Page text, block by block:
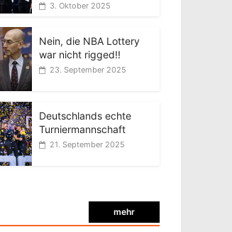
3. Oktober 2025
Nein, die NBA Lottery
war nicht rigged!!
23. September 2025
Deutschlands echte
Turniermannschaft
21. September 2025
mehr